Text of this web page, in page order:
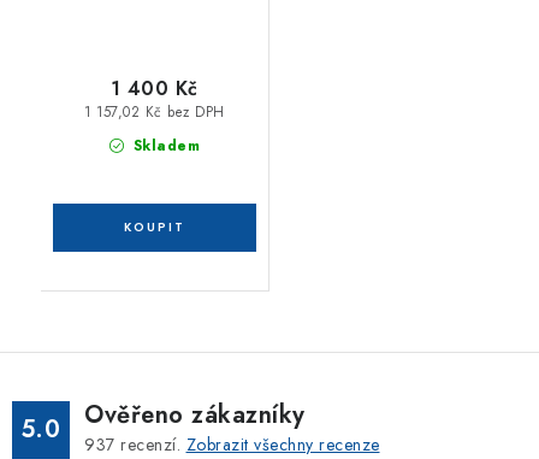
Skladem
1 157,02 Kč bez DPH
1 400 Kč
5.0 Ověřeno zákazníky
937 recenzí. Zobrazit všechny recenze